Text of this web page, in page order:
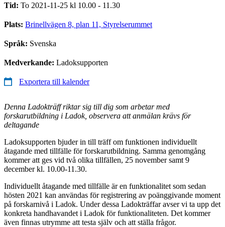
Tid: To 2021-11-25 kl 10.00 - 11.30
Plats: Brinellvägen 8, plan 11, Styrelserummet
Språk: Svenska
Medverkande: Ladoksupporten
Exportera till kalender
Denna Ladokträff riktar sig till dig som arbetar med
forskarutbildning i Ladok, observera att anmälan krävs för
deltagande
Ladoksupporten bjuder in till träff om funktionen individuellt
åtagande med tillfälle för forskarutbildning. Samma genomgång
kommer att ges vid två olika tillfällen, 25 november samt 9
december kl. 10.00-11.30.
Individuellt åtagande med tillfälle är en funktionalitet som sedan
hösten 2021 kan användas för registrering av poänggivande moment
på forskarnivå i Ladok. Under dessa Ladokträffar avser vi ta upp det
konkreta handhavandet i Ladok för funktionaliteten. Det kommer
även finnas utrymme att testa själv och att ställa frågor.